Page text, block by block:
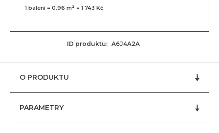
1 balení = 0.96 m 2 = 1 743 Kč
ID produktu: A6J4A2A
O PRODUKTU
PARAMETRY